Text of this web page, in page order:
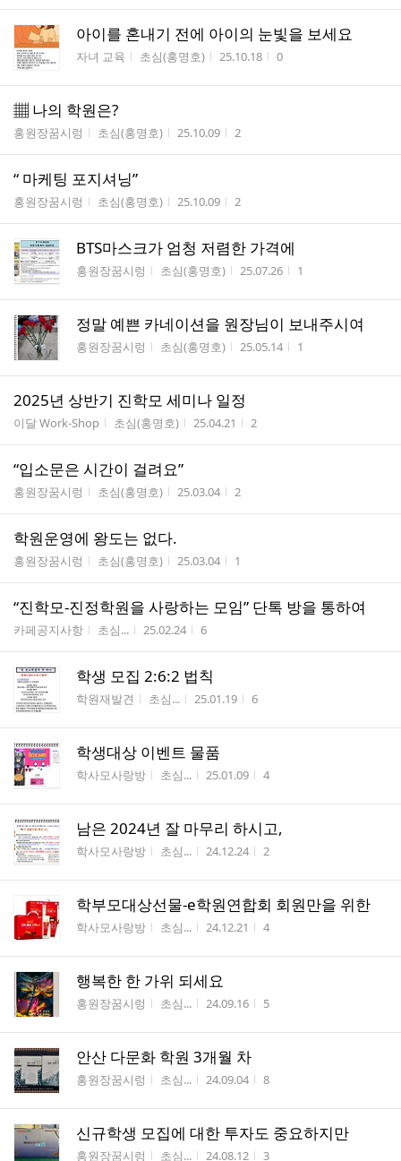
아이를 혼내기 전에 아이의 눈빛을 보세요
게시판명
자녀 교육 작성자
초심(홍명호) 작성시간
25.10.18 조회수
0
▦ 나의 학원은?
게시판명
홍원장꿈시렁 작성자
초심(홍명호) 작성시간
25.10.09 조회수
2
“ 마케팅 포지셔닝”
게시판명
홍원장꿈시렁 작성자
초심(홍명호) 작성시간
25.10.09 조회수
2
BTS마스크가 엄청 저렴한 가격에
게시판명
홍원장꿈시렁 작성자
초심(홍명호) 작성시간
25.07.26 조회수
1
정말 예쁜 카네이션을 원장님이 보내주시여
게시판명
홍원장꿈시렁 작성자
초심(홍명호) 작성시간
25.05.14 조회수
1
2025년 상반기 진학모 세미나 일정
게시판명
이달 Work-Shop 작성자
초심(홍명호) 작성시간
25.04.21 조회수
2
“입소문은 시간이 걸려요”
게시판명
홍원장꿈시렁 작성자
초심(홍명호) 작성시간
25.03.04 조회수
2
학원운영에 왕도는 없다.
게시판명
홍원장꿈시렁 작성자
초심(홍명호) 작성시간
25.03.04 조회수
1
“진학모-진정학원을 사랑하는 모임” 단톡 방을 통하여
게시판명
카페공지사항 작성자
초심... 작성시간
25.02.24 조회수
6
학생 모집 2:6:2 법칙
게시판명
학원재발견 작성자
초심... 작성시간
25.01.19 조회수
6
학생대상 이벤트 물품
게시판명
학사모사랑방 작성자
초심... 작성시간
25.01.09 조회수
4
남은 2024년 잘 마무리 하시고,
게시판명
학사모사랑방 작성자
초심... 작성시간
24.12.24 조회수
2
학부모대상선물-e학원연합회 회원만을 위한
게시판명
학사모사랑방 작성자
초심... 작성시간
24.12.21 조회수
4
행복한 한 가위 되세요
게시판명
홍원장꿈시렁 작성자
초심... 작성시간
24.09.16 조회수
5
안산 다문화 학원 3개월 차
게시판명
홍원장꿈시렁 작성자
초심... 작성시간
24.09.04 조회수
8
신규학생 모집에 대한 투자도 중요하지만
게시판명
홍원장꿈시렁 작성자
초심... 작성시간
24.08.12 조회수
3